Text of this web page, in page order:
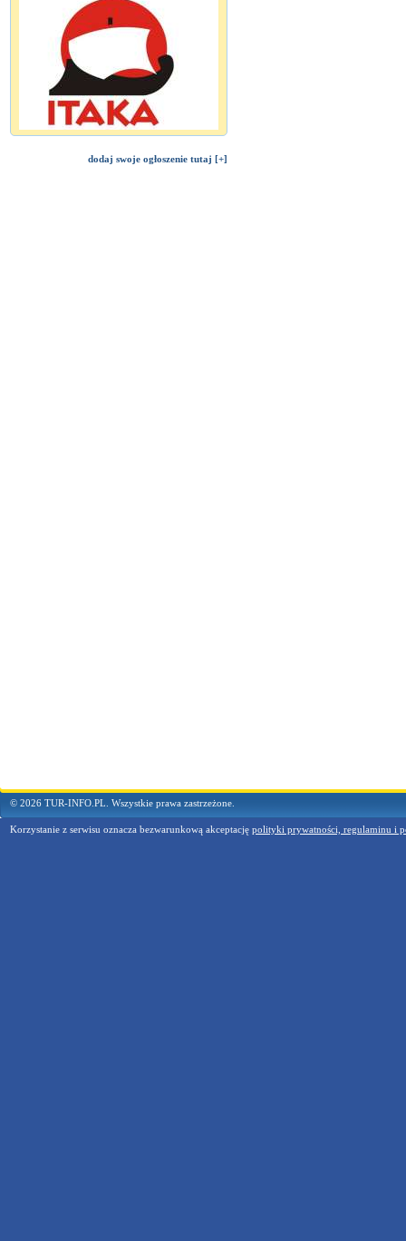
dodaj swoje ogłoszenie tutaj [+]
© 2026 TUR-INFO.PL. Wszystkie prawa zastrzeżone.
Korzystanie z serwisu oznacza bezwarunkową akceptację polityki prywatności, regulaminu i